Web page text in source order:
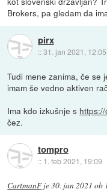
Brokers, pa gledam da
pirx
::31. jan 2021, 12:05
Tudi mene zanima, če se
imam še vedno aktiven
Ima kdo izkušnje s
čez.
tompro
:: 1. feb 2021, 19:09
CartmanFje30. jan 2021 ob